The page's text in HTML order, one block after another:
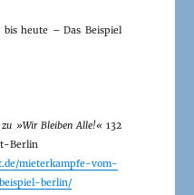
bis heute – Das Beispiel
zu »Wir Bleiben Alle!«132
Berlin
mieterkampfe-vom-
berlin/